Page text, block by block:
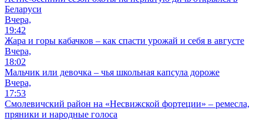
Беларуси
Вчера,
19:42
Жара и горы кабачков – как спасти урожай и себя в августе
Вчера,
18:02
Мальчик или девочка – чья школьная капсула дороже
Вчера,
17:53
Смолевичский район на «Несвижской фортеции» – ремесла,
пряники и народные голоса